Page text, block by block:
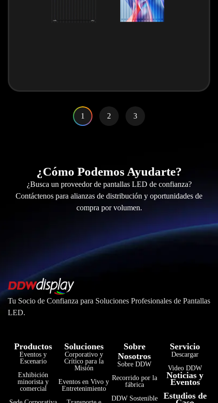
1 2 3
¿Cómo Podemos Ayudarte?
¿Busca un proveedor de pantallas LED de confianza?
Contáctenos para alianzas de distribución y oportunidades de
compra por volumen.
Tu Socio de Confianza para Soluciones Profesionales de Pantallas
LED.
Productos
Eventos y
Escenario
Exhibición
minorista y
comercial
Soluciones
Corporativo y
Crítico para la
Misión
Eventos en Vivo y
Entretenimiento
Sobre
Nosotros
Sobre DDW
Recorrido por la
fábrica
DDW Sostenible
Servicio
Descargar
Video DDW
Noticias y
Eventos
Estudios de
فارسی